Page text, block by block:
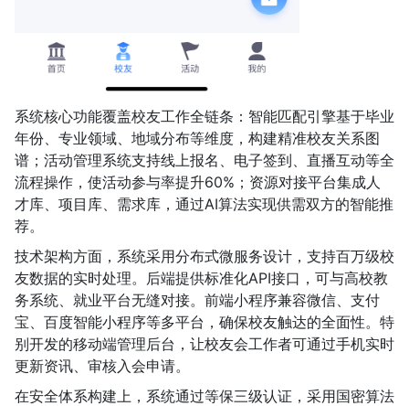
系统核心功能覆盖校友工作全链条：智能匹配引擎基于毕业
年份、专业领域、地域分布等维度，构建精准校友关系图
谱；活动管理系统支持线上报名、电子签到、直播互动等全
流程操作，使活动参与率提升60%；资源对接平台集成人
才库、项目库、需求库，通过AI算法实现供需双方的智能推
荐。
技术架构方面，系统采用分布式微服务设计，支持百万级校
友数据的实时处理。后端提供标准化API接口，可与高校教
务系统、就业平台无缝对接。前端小程序兼容微信、支付
宝、百度智能小程序等多平台，确保校友触达的全面性。特
别开发的移动端管理后台，让校友会工作者可通过手机实时
更新资讯、审核入会申请。
在安全体系构建上，系统通过等保三级认证，采用国密算法